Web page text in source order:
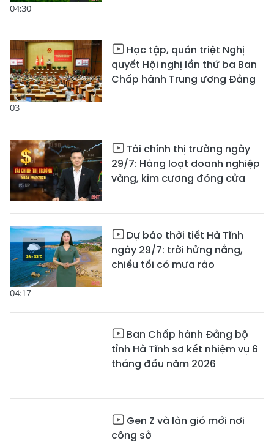
04:30
03
Học tập, quán triệt Nghị
quyết Hội nghị lần thứ ba Ban
Chấp hành Trung ương Đảng
Tài chính thị trường ngày
29/7: Hàng loạt doanh nghiệp
vàng, kim cương đóng cửa
04:17
Dự báo thời tiết Hà Tĩnh
ngày 29/7: trời hửng nắng,
chiều tối có mưa rào
Ban Chấp hành Đảng bộ
tỉnh Hà Tĩnh sơ kết nhiệm vụ 6
tháng đầu năm 2026
Gen Z và làn gió mới nơi
công sở